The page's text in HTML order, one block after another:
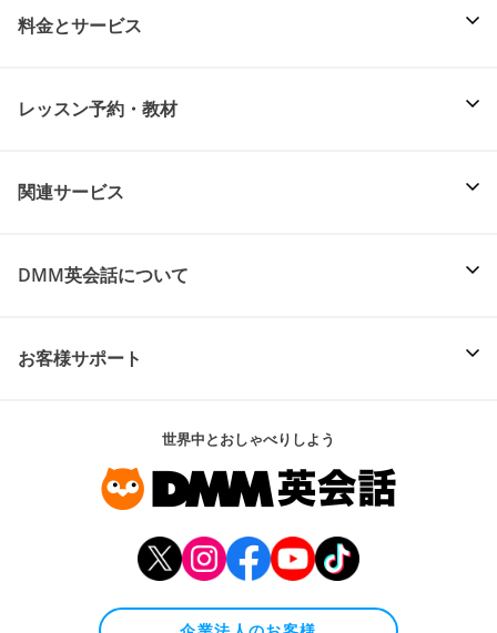
料金とサービス
レッスン予約・教材
関連サービス
DMM英会話について
お客様サポート
世界中とおしゃべりしよう